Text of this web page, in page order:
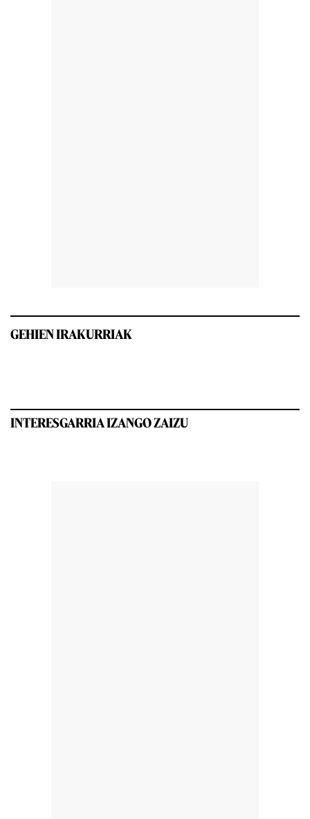
GEHIEN IRAKURRIAK
INTERESGARRIA IZANGO ZAIZU